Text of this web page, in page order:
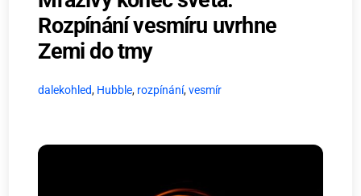
Rozpínání vesmíru uvrhne
Zemi do tmy
dalekohled, Hubble, rozpínání,vesmír